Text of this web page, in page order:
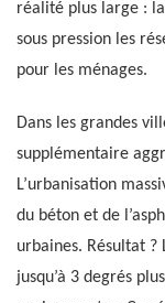
réalité plus large :
sous pression les
pour les ménages.
Dans les grandes
supplémentaire
L’urbanisation
du béton et de
urbaines. Résultat
jusqu’à 3 degrés